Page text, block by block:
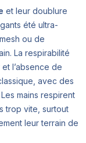
et leur doublure
été ultra-
ou de
La respirabilité
l’absence de
avec des
mains respirent
trop vite, surtout
leur terrain de